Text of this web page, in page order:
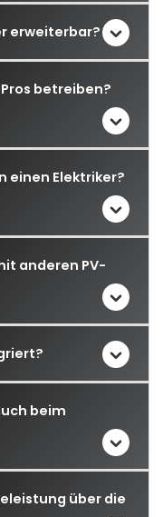
erweiterbar?
betreiben?
einen Elektriker?
anderen PV-
beim
über die